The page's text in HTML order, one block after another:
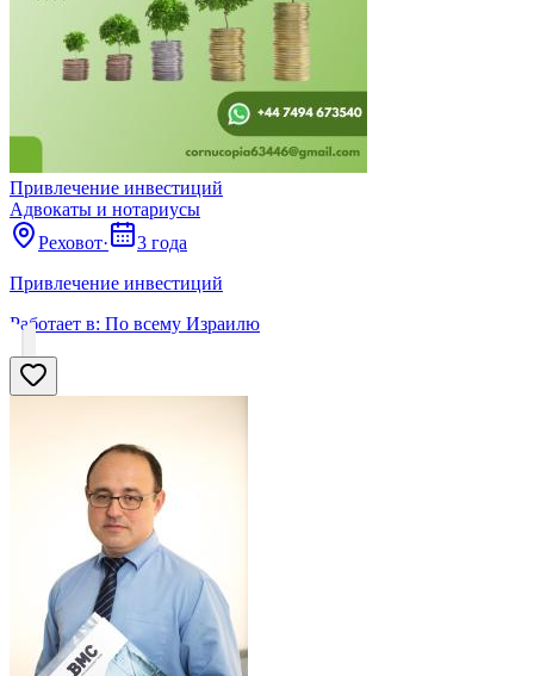
Привлечение инвестиций
Адвокаты и нoтариусы
Реховот·
3 года
Привлечение инвестиций
Работает в: По всему Израилю